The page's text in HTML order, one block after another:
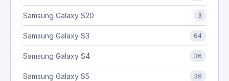
Samsung Galaxy S20 3
Samsung Galaxy S3 64
Samsung Galaxy S4 36
Samsung Galaxy S5 39